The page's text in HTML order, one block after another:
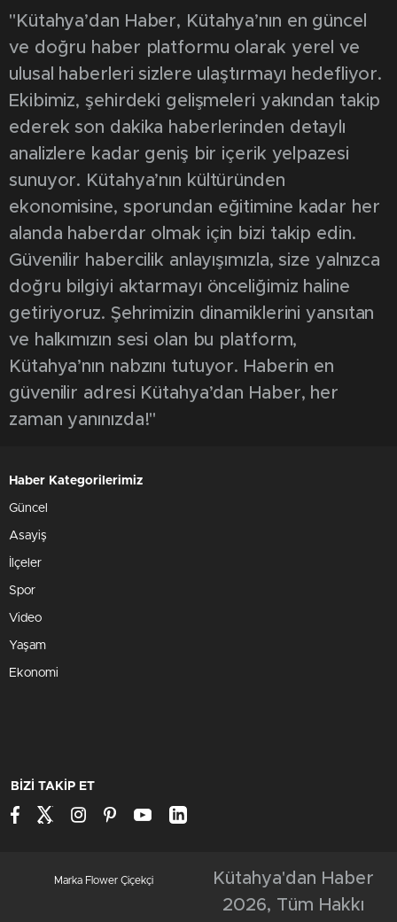
"Kütahya’dan Haber, Kütahya’nın en güncel
ve doğru haber platformu olarak yerel ve
ulusal haberleri sizlere ulaştırmayı hedefliyor.
Ekibimiz, şehirdeki gelişmeleri yakından takip
ederek son dakika haberlerinden detaylı
analizlere kadar geniş bir içerik yelpazesi
sunuyor. Kütahya’nın kültüründen
ekonomisine, sporundan eğitimine kadar her
alanda haberdar olmak için bizi takip edin.
Güvenilir habercilik anlayışımızla, size yalnızca
doğru bilgiyi aktarmayı önceliğimiz haline
getiriyoruz. Şehrimizin dinamiklerini yansıtan
ve halkımızın sesi olan bu platform,
Kütahya’nın nabzını tutuyor. Haberin en
güvenilir adresi Kütahya’dan Haber, her
zaman yanınızda!"
Haber Kategorilerimiz
Güncel
Asayiş
İlçeler
Spor
Video
Yaşam
Ekonomi
BİZİ TAKİP ET
Marka Flower Çiçekçi
Kütahya'dan Haber
2026, Tüm Hakkı